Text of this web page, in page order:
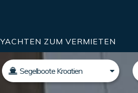
YACHTEN ZUM VERMIETEN